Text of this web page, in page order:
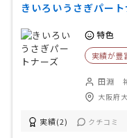
きいろいうさぎパー
特色
実績が豊
田淵
大阪府
実績(2) クチコミ